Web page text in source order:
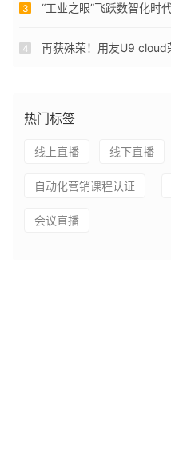
3 “工业之眼”飞跃数智化时代
4 再获殊荣！用友U9 cloud荣膺“2022-
热门标签
线上直播 线下直播
自动化营销课程认证
会议直播